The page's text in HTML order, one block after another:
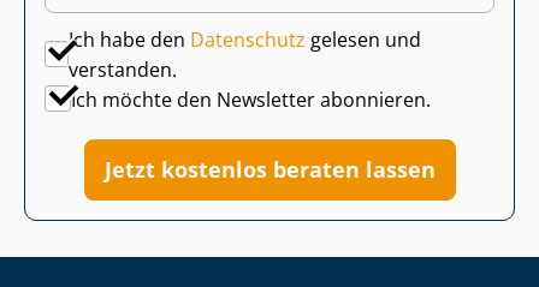
Ich habe den Datenschutz gelesen und
verstanden.
Ich möchte den Newsletter abonnieren.
Jetzt kostenlos beraten lassen